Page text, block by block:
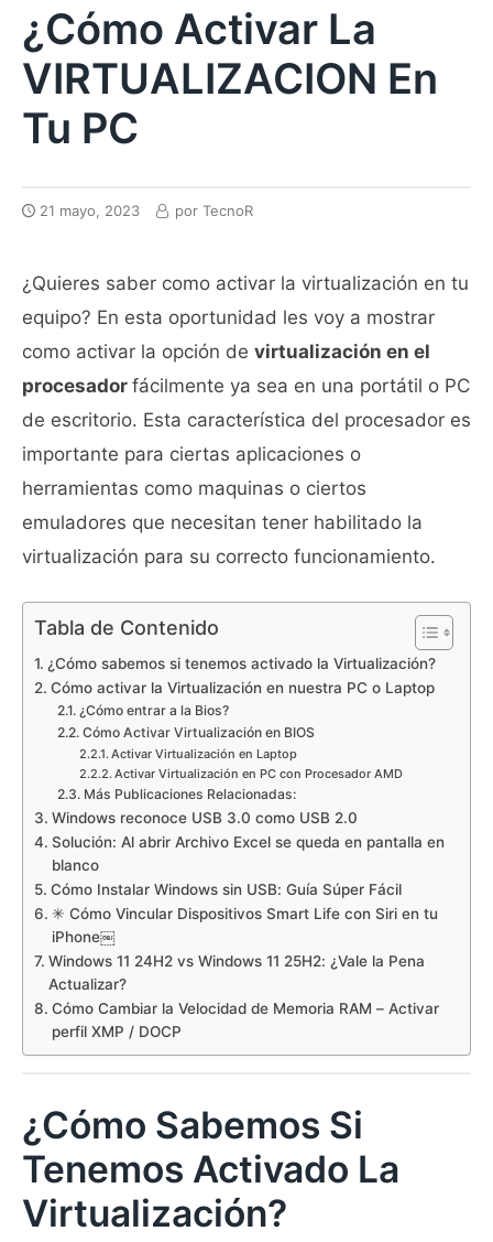
¿Cómo Activar La
VIRTUALIZACION En
Tu PC
21 mayo, 2023 por TecnoR
¿Quieres saber como activar la virtualización en tu
equipo? En esta oportunidad les voy a mostrar
como activar la opción de virtualización en el
procesador fácilmente ya sea en una portátil o PC
de escritorio. Esta característica del procesador es
importante para ciertas aplicaciones o
herramientas como maquinas o ciertos
emuladores que necesitan tener habilitado la
virtualización para su correcto funcionamiento.
Tabla de Contenido
¿Cómo sabemos si tenemos activado la Virtualización?
Cómo activar la Virtualización en nuestra PC o Laptop
¿Cómo entrar a la Bios?
Cómo Activar Virtualización en BIOS
Activar Virtualización en Laptop
Activar Virtualización en PC con Procesador AMD
Más Publicaciones Relacionadas:
Windows reconoce USB 3.0 como USB 2.0
Solución: Al abrir Archivo Excel se queda en pantalla en
blanco
Cómo Instalar Windows sin USB: Guía Súper Fácil
✳ Cómo Vincular Dispositivos Smart Life con Siri en tu
iPhone￼
Windows 11 24H2 vs Windows 11 25H2: ¿Vale la Pena
Actualizar?
Cómo Cambiar la Velocidad de Memoria RAM – Activar
perfil XMP / DOCP
¿Cómo Sabemos Si
Tenemos Activado La
Virtualización?